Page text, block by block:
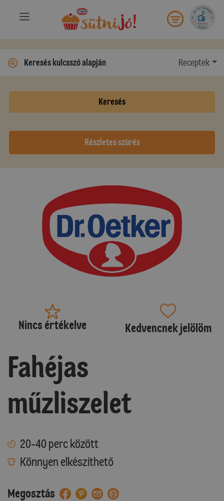
Receptek
Keresés
Részletes szűrés
Nincs értékelve Kedvencnek jelölöm
Fahéjas
műzliszelet
20-40 perc között
Könnyen elkészíthető
Megosztás